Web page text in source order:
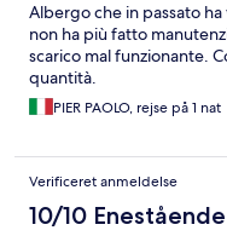
Albergo che in passato
non ha più fatto
scarico mal funzionante.
quantità.
PIER PAOLO, rejse på 1 nat
Verificeret anmeldelse
10/10 Enestående